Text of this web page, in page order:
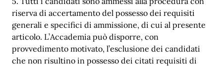
riserva di accertamento del possesso dei requisiti
generali e specifici di ammissione, di cui al presente
articolo. L’Accademia può disporre, con
provvedimento motivato, l’esclusione dei candidati
che non risultino in possesso dei citati requisiti di